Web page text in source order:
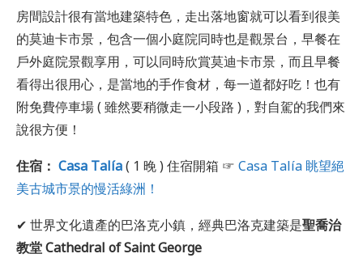
房間設計很有當地建築特色，走出落地窗就可以看到很美
的莫迪卡市景，包含一個小庭院同時也是觀景台，早餐在
戶外庭院景觀享用，可以同時欣賞莫迪卡市景，而且早餐
看得出很用心，是當地的手作食材，每一道都好吃！也有
附免費停車場 ( 雖然要稍微走一小段路 )，對自駕的我們來
說很方便！
住宿： Casa Talía( 1 晚 ) 住宿開箱 ☞ Casa Talía 眺望絕
美古城市景的慢活綠洲！
✔ 世界文化遺產的巴洛克小鎮，經典巴洛克建築是聖喬治
教堂 Cathedral of Saint George